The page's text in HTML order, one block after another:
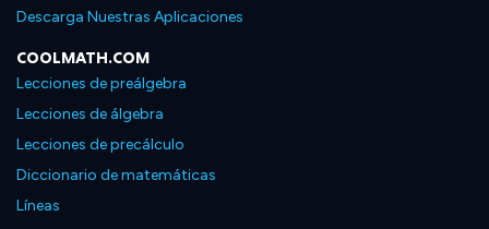
Descarga Nuestras Aplicaciones
COOLMATH.COM
Lecciones de preálgebra
Lecciones de álgebra
Lecciones de precálculo
Diccionario de matemáticas
Líneas